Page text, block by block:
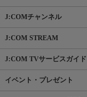
J:COMチャンネル
J:COM STREAM
J:COM TVサービスガイド
イベント・プレゼント